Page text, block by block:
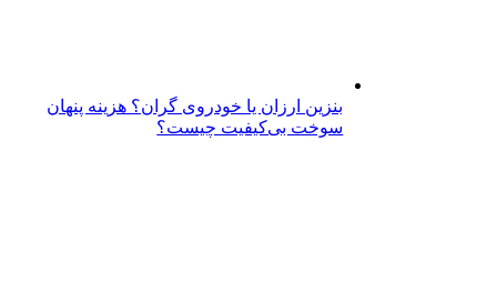
بنزین ارزان یا خودروی گران؟ هزینه پنهان
سوخت بی‌کیفیت چیست؟